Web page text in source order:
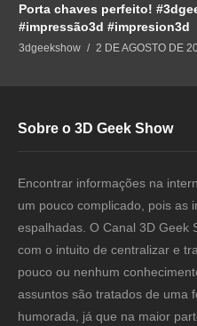
Porta chaves perfeito!
#impressão3d #impresion3d
3dgeekshow 2 DE AGOSTO DE
Sobre o 3D Geek Show
Encontrar informações na
um pouco complicado, pois as
espalhadas. O Canal 3D Geek
com o intuito de centralizar e
pouco ou nenhum
assuntos são tratados de uma
humorada, já que na maior